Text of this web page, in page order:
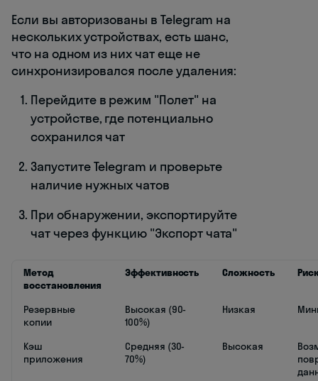
Если вы авторизованы в Telegram на
нескольких устройствах, есть шанс,
что на одном из них чат еще не
синхронизировался после удаления:
Перейдите в режим "Полет" на
устройстве, где потенциально
сохранился чат
Запустите Telegram и проверьте
наличие нужных чатов
При обнаружении, экспортируйте
чат через функцию "Экспорт чата"
Метод
восстановления
Эффективность Сложность
Резервные
копии
Высокая (90-
100%)
Низкая
Кэш
приложения
Средняя (30-
70%)
Высокая